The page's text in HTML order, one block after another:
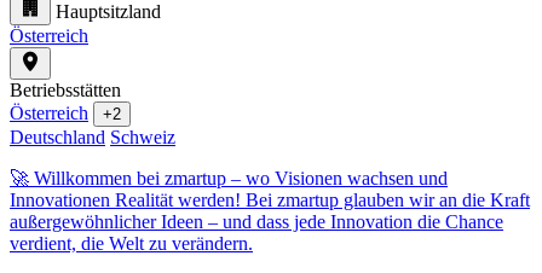
Hauptsitzland
Österreich
Betriebsstätten
Österreich
+2
Deutschland Schweiz
🚀 Willkommen bei zmartup – wo Visionen wachsen und
Innovationen Realität werden! Bei zmartup glauben wir an die Kraft
außergewöhnlicher Ideen – und dass jede Innovation die Chance
verdient, die Welt zu verändern.